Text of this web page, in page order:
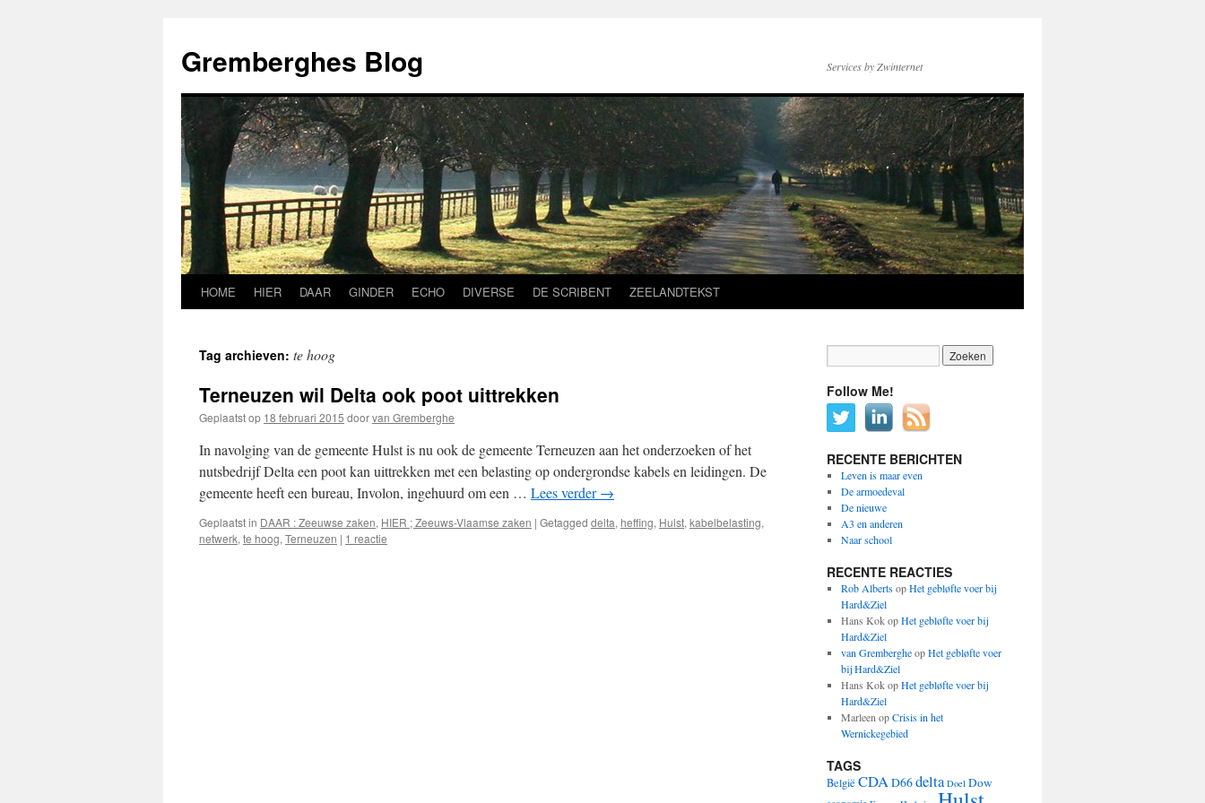
de
inhoud
Gremberghes Blog Services by Zwinternet
HOME HIER DAAR GINDER ECHO DIVERSE DE SCRIBENT ZEELANDTEKST
Tag archieven: te hoog
Terneuzen wil Delta ook poot uittrekken
Geplaatst op 18 februari 2015 doorvan Gremberghe
In navolging van de gemeente Hulst is nu ook de gemeente Terneuzen aan het onderzoeken of het
nutsbedrijf Delta een poot kan uittrekken met een belasting op ondergrondse kabels en leidingen. De
gemeente heeft een bureau, Involon, ingehuurd om een … Lees verder→
Geplaatst in DAAR : Zeeuwse zaken, HIER ; Zeeuws-Vlaamse zaken | Getagged delta, heffing, Hulst, kabelbelasting,
netwerk, te hoog, Terneuzen | 1 reactie
Follow Me!
RECENTE BERICHTEN
Leven is maar even
De armoedeval
De nieuwe
A3 en anderen
Naar school
RECENTE REACTIES
Rob AlbertsopHet gebløfte voer bij
Hard&Ziel
Hans KokopHet gebløfte voer bij
Hard&Ziel
van GrembergheopHet gebløfte voer
bij Hard&Ziel
Hans KokopHet gebløfte voer bij
Hard&Ziel
Marleen opCrisis in het
Wernickegebied
TAGS
België CDAD66delta Doel Dow